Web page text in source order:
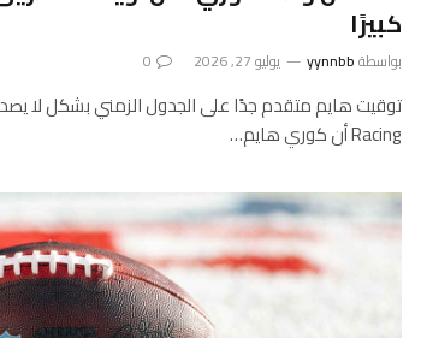
كبيرًا
بواسطةyynnbb يوليو 27, 2026 0
Racing أن كوري هايم…